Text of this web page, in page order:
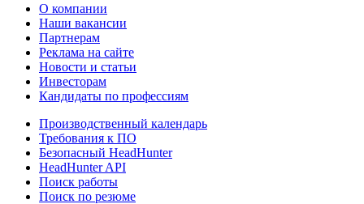
О компании
Наши вакансии
Партнерам
Реклама на сайте
Новости и статьи
Инвесторам
Кандидаты по профессиям
Производственный календарь
Требования к ПО
Безопасный HeadHunter
HeadHunter API
Поиск работы
Поиск по резюме